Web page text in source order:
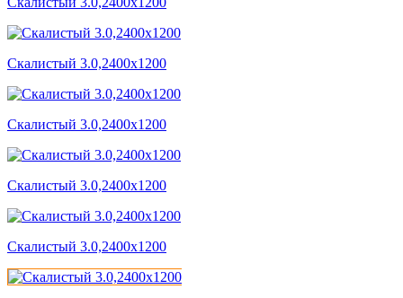
Скалистый 3.0,2400x1200
Скалистый 3.0,2400x1200
Скалистый 3.0,2400x1200
Скалистый 3.0,2400x1200